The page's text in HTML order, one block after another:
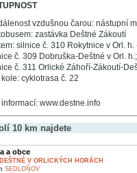
vzdušnou čarou: nástupní
zastávka Deštné Zákoutí
silnice č. 310 Rokytnice v Orl.
č. 309 Dobruška-Deštné v Orl. h.;
č. 311 Orlické Záhoří-Zákoutí-
kole: cyklotrasa č. 22
www.destne.info
10 km najdete
a obce
DEŠTNÉ V ORLICKÝCH HORÁCH
SEDLOŇOV